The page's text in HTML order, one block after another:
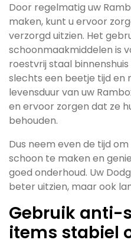
Door regelmatig uw
maken, kunt u ervoor
verzorgd uitzien. Het
schoonmaakmiddelen is
roestvrij staal
slechts een beetje tijd en
levensduur van uw
en ervoor zorgen dat ze
behouden.
Dus neem even de tijd
schoon te maken en
goed onderhoud. Uw
beter uitzien, maar ook
Gebruik anti-
items stabiel